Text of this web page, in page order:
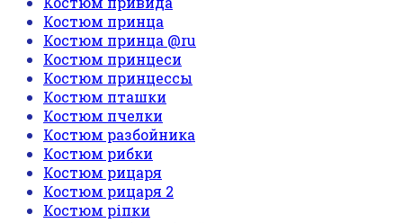
Костюм принца
Костюм принца @ru
Костюм принцеси
Костюм принцессы
Костюм пташки
Костюм пчелки
Костюм разбойника
Костюм рибки
Костюм рицаря
Костюм рицаря 2
Костюм ріпки